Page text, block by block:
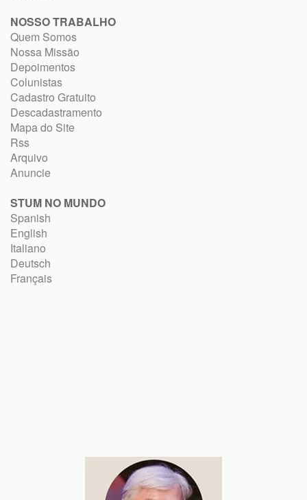
NOSSO TRABALHO
Quem Somos
Nossa Missão
Depoimentos
Colunistas
Cadastro Gratuito
Descadastramento
Mapa do Site
Rss
Arquivo
Anuncie
STUM NO MUNDO
Spanish
English
Italiano
Deutsch
Français